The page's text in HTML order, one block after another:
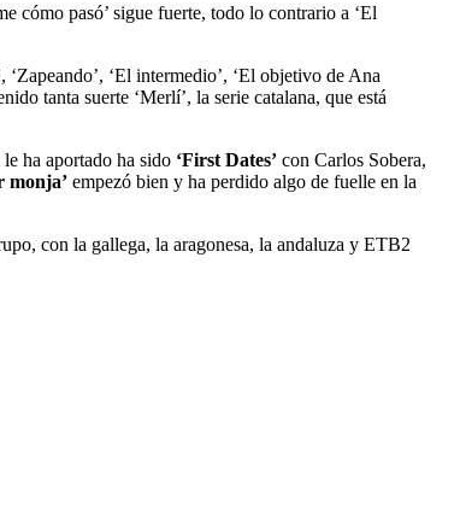
cómo pasó’ sigue fuerte, todo lo contrario a ‘El
‘El intermedio’, ‘El objetivo de Ana
tanta suerte ‘Merlí’, la serie catalana, que está
ha aportado ha sido ‘First Dates’ con Carlos Sobera,
monja’ empezó bien y ha perdido algo de fuelle en la
con la gallega, la aragonesa, la andaluza y ETB2